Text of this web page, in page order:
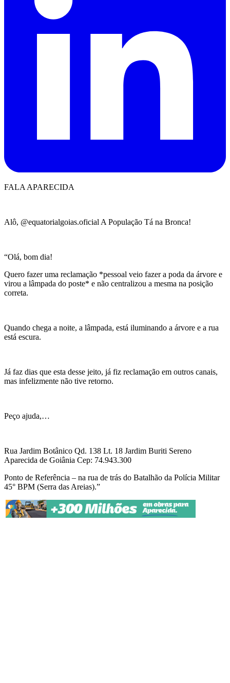
FALA APARECIDA ️
Alô, @equatorialgoias.oficial A População Tá na Bronca!
“Olá, bom dia!
Quero fazer uma reclamação *pessoal veio fazer a poda da árvore e
virou a lâmpada do poste* e não centralizou a mesma na posição
correta.
Quando chega a noite, a lâmpada, está iluminando a árvore e a rua
está escura.
Já faz dias que esta desse jeito, já fiz reclamação em outros canais,
mas infelizmente não tive retorno.
Peço ajuda,…
Rua Jardim Botânico Qd. 138 Lt. 18 Jardim Buriti Sereno
Aparecida de Goiânia Cep: 74.943.300
Ponto de Referência – na rua de trás do Batalhão da Polícia Militar
45° BPM (Serra das Areias).”